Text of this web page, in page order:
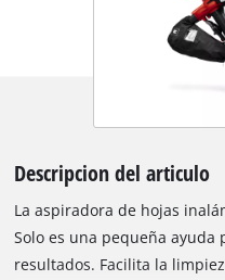
Descripcion del articulo
La aspiradora de hojas
Solo es una pequeña ayuda
resultados. Facilita la